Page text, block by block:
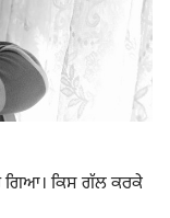
ਗਿਆ। ਕਿਸ ਗੱਲ ਕਰਕੇ